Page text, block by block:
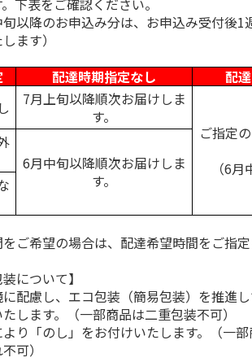
」飲み比べセッ
（2）
円
料・税込)
ールド２
べ5.0（1
下表をご確認ください。
以降のお申込み分は、お申込み受付後1
ます）
配達時期指定なし
配
7月上旬以降順次お届けしま
す。
ご指定
（6
6月中旬以降順次お届けしま
す。
ご希望の場合は、配達希望時間をご指定
について】
配慮し、エコ包装（簡易包装）を推進
します。（一部商品は二重包装不可）
り「のし」をお付けいたします。（一
可）